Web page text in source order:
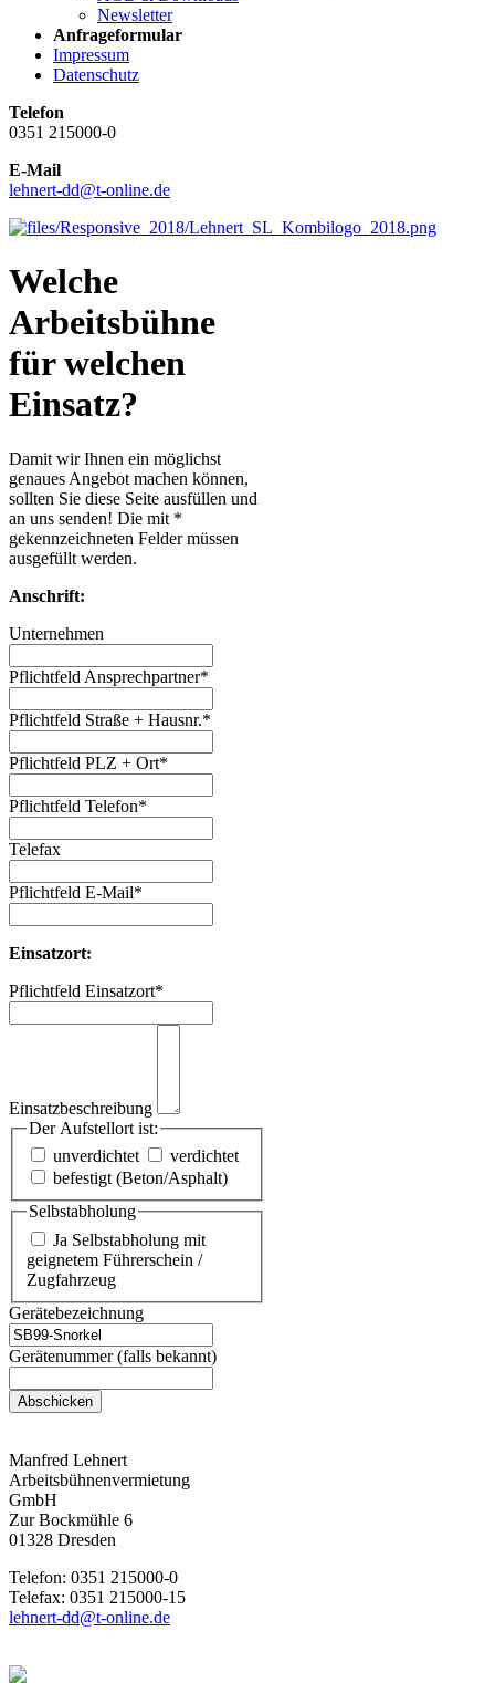
Newsletter
Anfrageformular
Impressum
Datenschutz
Telefon
0351 215000-0
E-Mail
lehnert-dd@t-online.de
Welche
Arbeitsbühne
für welchen
Einsatz?
Damit wir Ihnen ein möglichst
genaues Angebot machen können,
sollten Sie diese Seite ausfüllen und
an uns senden! Die mit *
gekennzeichneten Felder müssen
ausgefüllt werden.
Anschrift:
Unternehmen
Pflichtfeld Ansprechpartner*
Pflichtfeld Straße + Hausnr.*
Pflichtfeld PLZ + Ort*
Pflichtfeld Telefon*
Telefax
Pflichtfeld E-Mail*
Einsatzort:
Pflichtfeld Einsatzort*
Einsatzbeschreibung
Der Aufstellort ist:
unverdichtet
verdichtet
befestigt (Beton/Asphalt)
Selbstabholung
Ja Selbstabholung mit
geignetem Führerschein /
Zugfahrzeug
Gerätebezeichnung
Gerätenummer (falls bekannt)
Abschicken
Manfred Lehnert
Arbeitsbühnenvermietung
GmbH
Zur Bockmühle 6
01328 Dresden
Telefon: 0351 215000-0
Telefax: 0351 215000-15
lehnert-dd@t-online.de